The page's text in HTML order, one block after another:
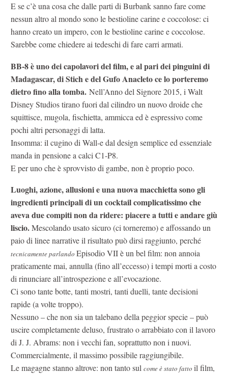
E se c’è una cosa che dalle parti di Burbank sanno fare come
nessun altro al mondo sono le bestioline carine e coccolose: ci
hanno creato un impero, con le bestioline carine e coccolose.
Sarebbe come chiedere ai tedeschi di fare carri armati.
BB-8 è uno dei capolavori del film, e al pari dei pinguini di
Madagascar, di Stich e del Gufo Anacleto ce lo porteremo
dietro fino alla tomba. Nell’Anno del Signore 2015, i Walt
Disney Studios tirano fuori dal cilindro un nuovo droide che
squittisce, mugola, fischietta, ammicca ed è espressivo come
pochi altri personaggi di latta.
Insomma: il cugino di Wall-e dal design semplice ed essenziale
manda in pensione a calci C1-P8.
E per uno che è sprovvisto di gambe, non è proprio poco.
Luoghi, azione, allusioni e una nuova macchietta sono gli
ingredienti principali di un cocktail complicatissimo che
aveva due compiti non da ridere: piacere a tutti e andare giù
liscio.Mescolando usato sicuro (ci torneremo) e affossando un
paio di linee narrative il risultato può dirsi raggiunto, perché
tecnicamente parlando Episodio VII è un bel film: non annoia
praticamente mai, annulla (fino all’eccesso) i tempi morti a costo
di rinunciare all’introspezione e all’evocazione.
Ci sono tante botte, tanti mostri, tanti duelli, tante decisioni
rapide (a volte troppo).
Nessuno – che non sia un talebano della peggior specie – può
uscire completamente deluso, frustrato o arrabbiato con il lavoro
di J. J. Abrams: non i vecchi fan, soprattutto non i nuovi.
Commercialmente, il massimo possibile raggiungibile.
Le magagne stanno altrove: non tanto sul come è stato fatto il film,